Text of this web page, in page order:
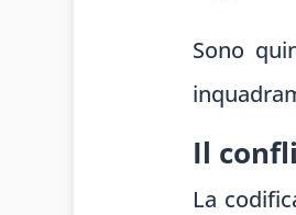
Sono
Il
La